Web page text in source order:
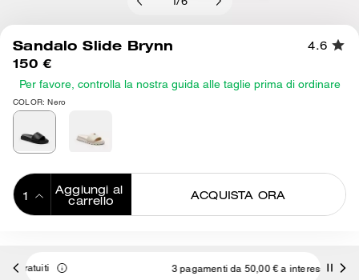
/6
Sandalo Slide Brynn 4.6
150 €
Per favore, controlla la nostra guida alle taglie prima di ordinare
COLOR: Nero
Aggiungi al
carrello
ACQUISTA ORA
3 pagamenti da 50,00 € a interessi 0% con